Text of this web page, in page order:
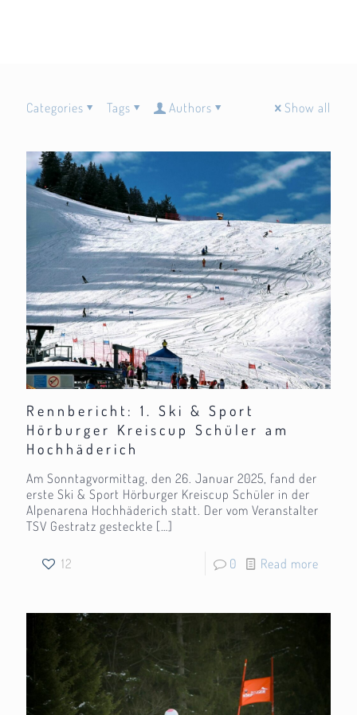
Categories Tags Authors Show all
Rennbericht: 1. Ski & Sport
Hörburger Kreiscup Schüler am
Hochhäderich
Am Sonntagvormittag, den 26. Januar 2025, fand der
erste Ski & Sport Hörburger Kreiscup Schüler in der
Alpenarena Hochhäderich statt. Der vom Veranstalter
TSV Gestratz gesteckte […]
12 0 Read more